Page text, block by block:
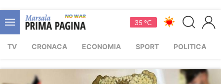
35 °C
TV CRONACA ECONOMIA SPORT POLITICA